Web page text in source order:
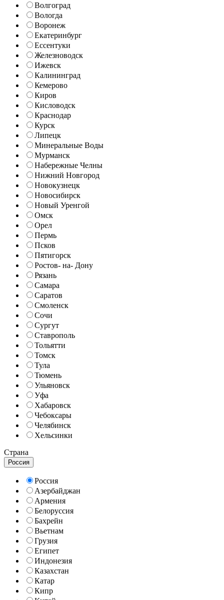
Волгоград
Вологда
Воронеж
Екатеринбург
Ессентуки
Железноводск
Ижевск
Калининград
Кемерово
Киров
Кисловодск
Краснодар
Курск
Липецк
Минеральные Воды
Мурманск
Набережные Челны
Нижний Новгород
Новокузнецк
Новосибирск
Новый Уренгой
Омск
Орел
Пермь
Псков
Пятигорск
Ростов- на- Дону
Рязань
Самара
Саратов
Смоленск
Сочи
Сургут
Ставрополь
Тольятти
Томск
Тула
Тюмень
Ульяновск
Уфа
Хабаровск
Чебоксары
Челябинск
Хельсинки
Страна
Россия
Россия
Азербайджан
Армения
Белоруссия
Бахрейн
Вьетнам
Грузия
Египет
Индонезия
Казахстан
Катар
Кипр